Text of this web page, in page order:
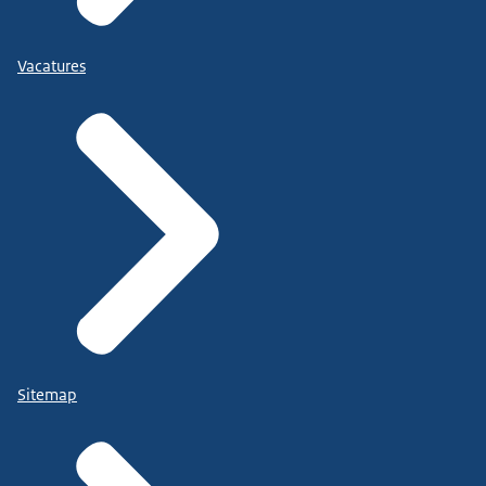
Vacatures
Sitemap